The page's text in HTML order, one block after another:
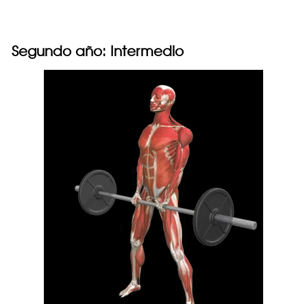
Segundo año: Intermedio